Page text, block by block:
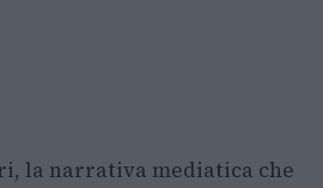
la narrativa mediatica che